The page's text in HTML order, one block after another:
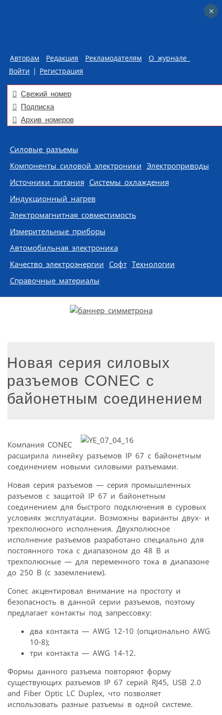
Авторам Редакция Рекламодателям
О журнале
Войти | Регистрация
Свежий номер
Подписка
Архив номеров
Skip to content
Силовые разъемы
Компоненты силовой электроники Электроприводы
Источники питания Системы охлаждения
Индукционный нагрев
Электромагнитная совместимость
Измерительные приборы
Автомобильная электроника
Качество электроэнергии Софт Технологии
Справочные материалы
Новая серия силовых
разъемов CONEC с
байонетным соединением
Компания CONEC
расширила линейку разъемов IP 67 с байонетным
соединением новыми силовыми разъемами.
Новая серия разъемов — серия промышленных
разъемов с защитой IP 67 и байонетным
соединением для быстрого подключения в суровых
условиях эксплуатации. Возможны варианты двух- и
трехполюсного исполнения. Двухполюсное
исполнение разъемов разработано специально для
постоянного тока с диапазоном до 48 В и
трехполюсные — для переменного тока в диапазоне
до 250 В (с заземлением).
Conec акцентировал внимание на простоту и
безопасность в данной серии разъемов, поэтому
предлагает контакты под запрессовку:
два контакта — AWG 12-10 (опционально AWG
10-8);
три контакта — AWG 14-12.
Формы данного разъема повторяют форму
существующих разъемов IP 67 серий RJ45, USB 2.0
and Fiber Optic LC Duplex, что позволяет
использовать разные разъемы в одной системе.
×
×